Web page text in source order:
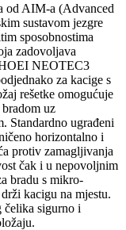
od AIM-a (Advanced
sustavom jezgre
sposobnostima
zadovoljava
NEOTEC3
za kacige s
rešetke omogućuje
uz
Standardno ugrađeni
horizontalno i
protiv zamagljivanja
čak i u nepovoljnim
bradu s mikro-
kacigu na mjestu.
čelika sigurno i